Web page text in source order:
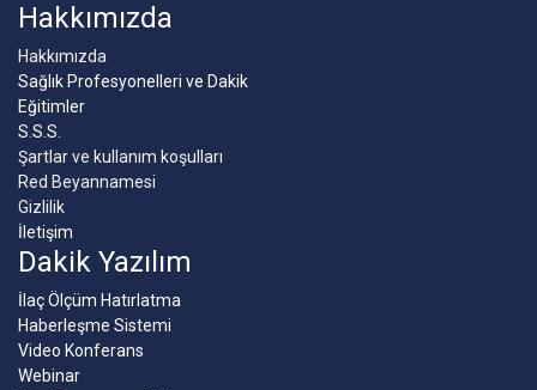
Hakkımızda
Hakkımızda
Sağlık Profesyonelleri ve Dakik
Eğitimler
S.S.S.
Şartlar ve kullanım koşulları
Red Beyannamesi
Gizlilik
İletişim
Dakik Yazılım
İlaç Ölçüm Hatırlatma
Haberleşme Sistemi
Video Konferans
Webinar